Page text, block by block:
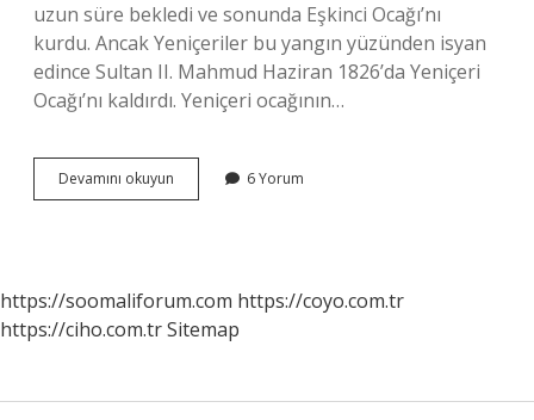
uzun süre bekledi ve sonunda Eşkinci Ocağı’nı
kurdu. Ancak Yeniçeriler bu yangın yüzünden isyan
edince Sultan II. Mahmud Haziran 1826’da Yeniçeri
Ocağı’nı kaldırdı. Yeniçeri ocağının…
Devamını okuyun Yeniçeri
Ocağı
6 Yorum
https://soomaliforum.com https://coyo.com.tr
https://ciho.com.trSitemap